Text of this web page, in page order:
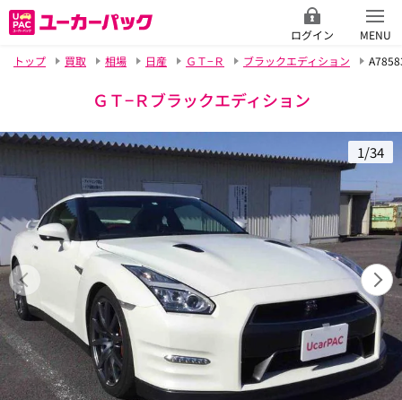
ログイン
MENU
トップ
買取 相場 日産 ＧＴ−Ｒ ブラックエディション
ＧＴ−Ｒブラックエディション
1/34